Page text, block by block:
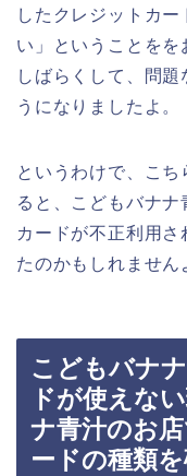
したクレジットカ
い」ということをを
しばらくして、問
うになりましたよ。
というわけで、こ
ると、こどもバナナ
カードが不正利用
たのかもしれません
こどもバナ
ドが使えな
ナ青汁のお
ードの種類を